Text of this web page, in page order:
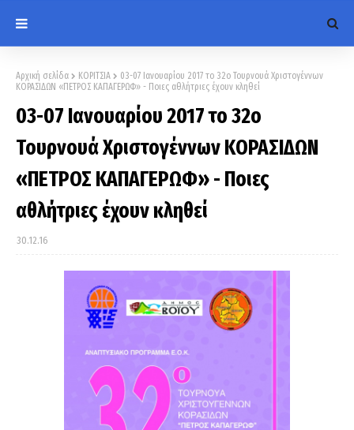
Αρχική σελίδα ΚΟΡΙΤΣΙΑ
03-07 Ιανουαρίου 2017 το 32ο Τουρνουά Χριστογέννων
ΚΟΡΑΣΙΔΩΝ «ΠΕΤΡΟΣ ΚΑΠΑΓΕΡΩΦ» - Ποιες αθλήτριες έχουν κληθεί
03-07 Ιανουαρίου 2017 το 32ο
Τουρνουά Χριστογέννων ΚΟΡΑΣΙΔΩΝ
«ΠΕΤΡΟΣ ΚΑΠΑΓΕΡΩΦ» - Ποιες
αθλήτριες έχουν κληθεί
30.12.16